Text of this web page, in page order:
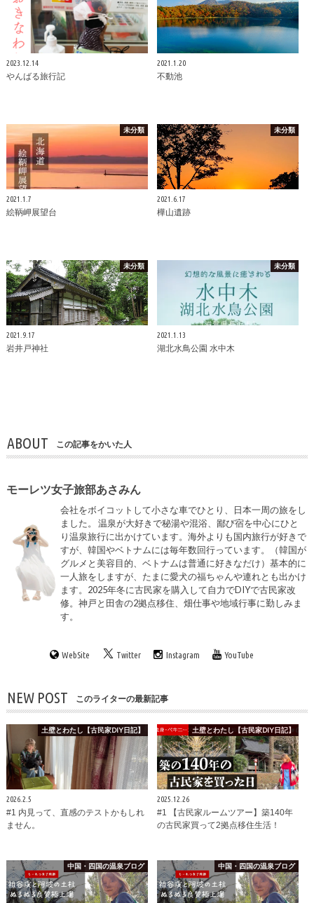
2023.12.14
やんばる旅行記
2021.1.20
不動池
未分類
2021.1.7
絵鞆岬展望台
未分類
2021.6.17
樺山遺跡
未分類
2021.9.17
岩井戸神社
未分類
2021.1.13
湖北水鳥公園 水中木
ABOUT この記事をかいた人
モーレツ女子旅部あさみん
会社をボイコットして小さな車でひとり、日本一周の旅をし
ました。 温泉が大好きで秘湯や混浴、鄙び宿を中心にひと
り温泉旅行に出かけています。海外よりも国内旅行が好きで
すが、韓国やベトナムには毎年数回行っています。（韓国が
グルメと美容目的、ベトナムは普通に好きなだけ）基本的に
一人旅をしますが、たまに愛犬の福ちゃんや連れとも出かけ
ます。2025年冬に古民家を購入して自力でDIYで古民家改
修。神戸と田舎の2拠点移住、畑仕事や地域行事に勤しみま
す。
WebSite Twitter Instagram YouTube
NEW POST このライターの最新記事
土壁とわたし【古民家DIY日記】
2026.2.5
#1 内見って、直感のテストかもしれ
ません。
土壁とわたし【古民家DIY日記】
2025.12.26
#1 【古民家ルームツアー】築140年
の古民家買って2拠点移住生活！
中国・四国の温泉ブログ 中国・四国の温泉ブログ